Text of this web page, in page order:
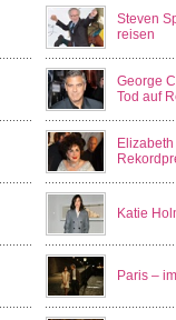
Steven
reisen
George
Tod auf
Katie
Paris –